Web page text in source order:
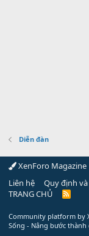
Diễn đàn
XenForo Magazine
Liên hệ
Quy định
TRANG CHỦ
R
Community platform by
Sống - Nâng bước